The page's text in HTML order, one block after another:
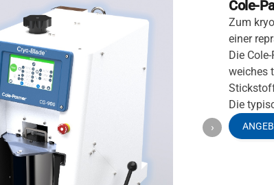
›
Cole-
Zum
einer
Die
weiches
Die